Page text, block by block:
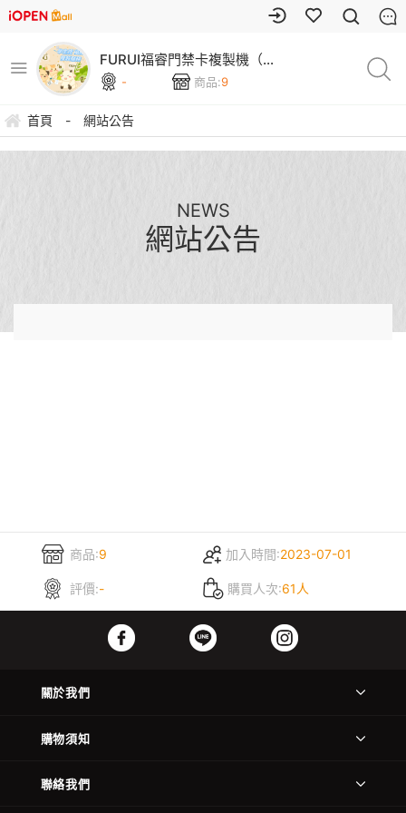
FURUI福睿門禁卡複製機（本
店可刷卡）
- 商品:9
首頁 - 網站公告
NEWS
網站公告
商品:9 加入時間:2023-07-01
評價:- 購買人次:61人
關於我們
購物須知
聯絡我們